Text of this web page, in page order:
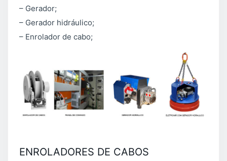
– Gerador;
– Gerador hidráulico;
– Enrolador de cabo;
ENROLADORES DE CABOS